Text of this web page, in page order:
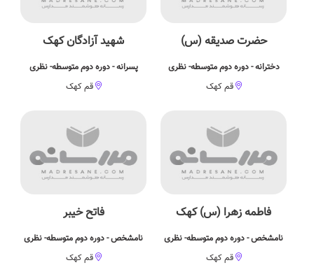
حضرت صدیقه (س)
دخترانه - دوره دوم متوسطه- نظری
قم کهک
شهید آزادگان کهک
پسرانه - دوره دوم متوسطه- نظری
قم کهک
فاطمه زهرا (س) کهک
نامشخص - دوره دوم متوسطه- نظری
قم کهک
فاتح خیبر
نامشخص - دوره دوم متوسطه- نظری
قم کهک